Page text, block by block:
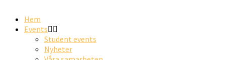
Hem
Events
Student events
Nyheter